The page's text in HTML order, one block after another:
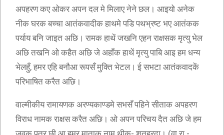
अपहरण कए ओकर अपन दल मे मिलाए नेने छल। आइयो अनेक
नीक घरक बच्चा आतंकवादीक हाथमे पडि पथभ्रष्ट भए आतंकक
पर्याय बनि जाइत अछि। रामक हाथें जखनि एहन राक्षसक मृत्यु भेल
अछि तखनि ओ कहैत अछि जे अहाँक हाथें मृत्यु पाबि आइ हम धन्य
भेलहुँ, हमर एहि बनौआ रूपसँ मुक्ति भेटल। ई सभटा आतंकवादकें
परिभाषित करैत अछि।
वाल्मीकीय रामायणक अरण्यकाण्डमे सभसँ पहिने सीताक अपहरण
विराध नामक राक्षस करैत अछि। ओ अपन परिचय दैत अछि जे हम